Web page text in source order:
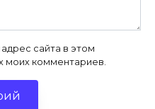
сайта в этом
моих комментариев.